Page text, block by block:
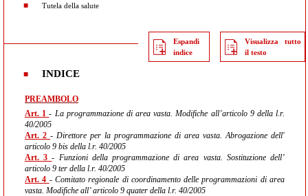
Tutela della salute
Espandi
indice
Visualizza tutto
il testo
INDICE
PREAMBOLO
Art. 1- La programmazione di area vasta. Modifiche all’articolo 9 della l.r.
40/2005
Art. 2 - Direttore per la programmazione di area vasta. Abrogazione dell'
articolo 9 bis della l.r. 40/2005
Art. 3- Funzioni della programmazione di area vasta. Sostituzione dell’
articolo 9 ter della l.r. 40/2005
Art. 4 - Comitato regionale di coordinamento delle programmazioni di area
vasta. Modifiche all’ articolo 9 quater della l.r. 40/2005